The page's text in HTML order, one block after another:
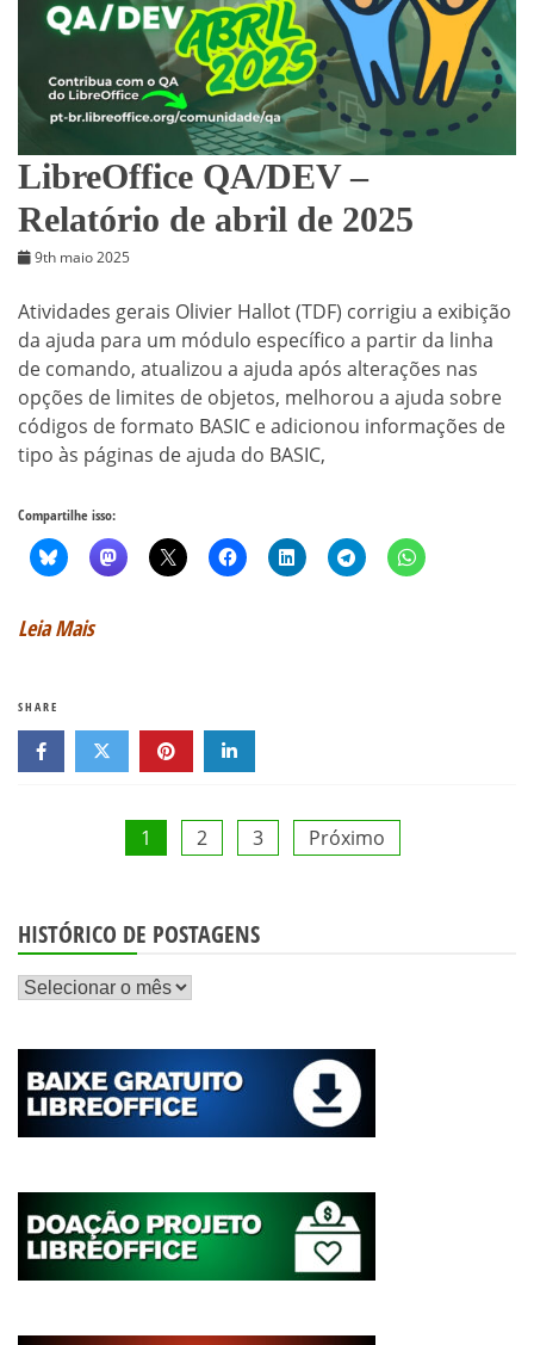
LibreOffice QA/DEV –
Relatório de abril de 2025
9th maio 2025
Atividades gerais Olivier Hallot (TDF) corrigiu a exibição
da ajuda para um módulo específico a partir da linha
de comando, atualizou a ajuda após alterações nas
opções de limites de objetos, melhorou a ajuda sobre
códigos de formato BASIC e adicionou informações de
tipo às páginas de ajuda do BASIC,
Compartilhe isso:
Leia Mais
SHARE
Paginação
posts
1 2 3 Próximo
HISTÓRICO DE POSTAGENS
Histórico
postagens